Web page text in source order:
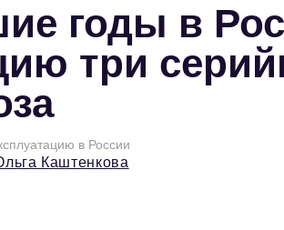
годы в
три
в России
Каштенкова